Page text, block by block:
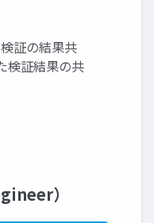
検証の結果共
検証結果の共
）